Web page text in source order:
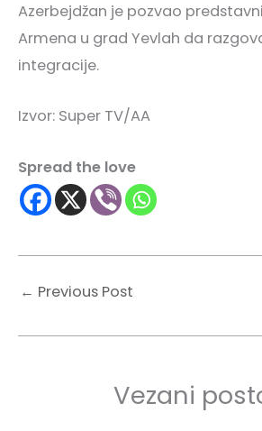
Azerbejdžan je pozvao
Armena u grad Yevlah da
integracije.
Izvor: Super TV/AA
Spread the love
← Previous Post
Vezani